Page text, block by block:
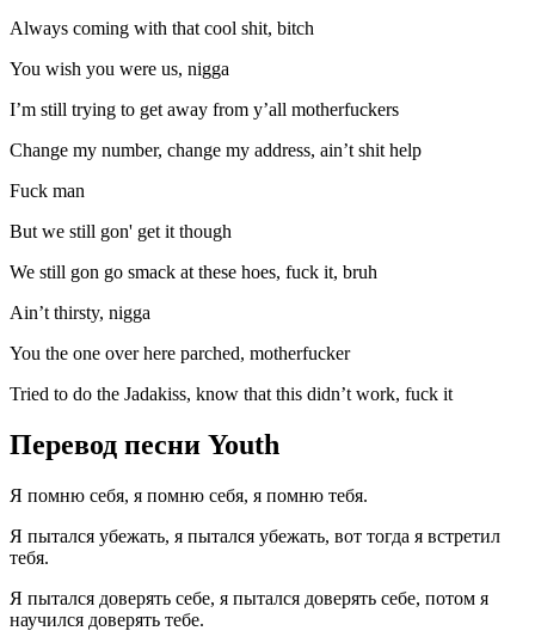
Always coming with that cool shit, bitch
You wish you were us, nigga
I’m still trying to get away from y’all motherfuckers
Change my number, change my address, ain’t shit help
Fuck man
But we still gon' get it though
We still gon go smack at these hoes, fuck it, bruh
Ain’t thirsty, nigga
You the one over here parched, motherfucker
Tried to do the Jadakiss, know that this didn’t work, fuck it
Перевод песни Youth
Я помню себя, я помню себя, я помню тебя.
Я пытался убежать, я пытался убежать, вот тогда я встретил
тебя.
Я пытался доверять себе, я пытался доверять себе, потом я
научился доверять тебе.